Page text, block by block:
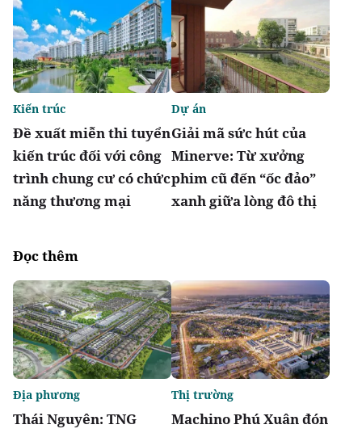
Đề xuất miễn thi tuyển
kiến trúc đối với công
trình chung cư có chức
năng thương mại
Kiến trúc
Giải mã sức hút của
Minerve: Từ xưởng
phim cũ đến “ốc đảo”
xanh giữa lòng đô thị
Dự án
Đọc thêm
Thái Nguyên: TNG
Địa phương
Machino Phú Xuân đón
Thị trường